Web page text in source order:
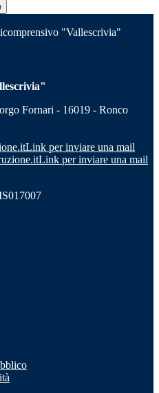
"Vallescrivia"
Fornari - 16019 - Ronco
Link per inviare una mail
Link per inviare una mail